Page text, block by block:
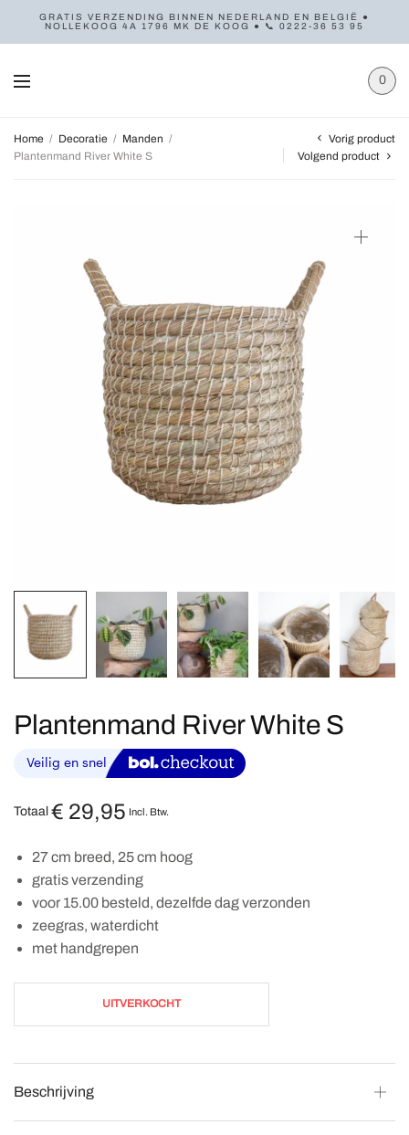
GRATIS VERZENDING BINNEN NEDERLAND EN BELGIË ●
NOLLEKOOG 4A 1796 MK DE KOOG ● 📞 0222-36 53 95
0
Home / Decoratie / Manden /
Plantenmand River White S
Vorig product
Volgend product
Plantenmand River White S
Totaal € 29,95 Incl. Btw.
27 cm breed, 25 cm hoog
gratis verzending
voor 15.00 besteld, dezelfde dag verzonden
zeegras, waterdicht
met handgrepen
UITVERKOCHT
Beschrijving